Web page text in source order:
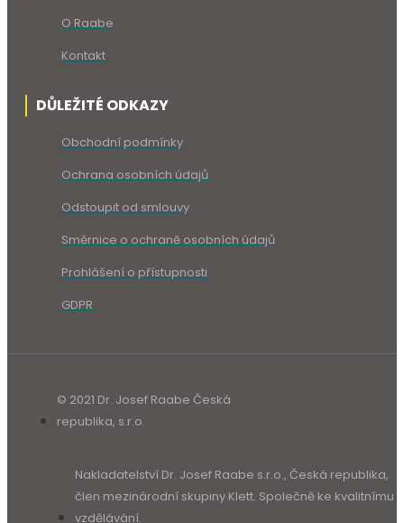
O Raabe
Kontakt
DŮLEŽITÉ ODKAZY
Obchodní podmínky
Ochrana osobních údajů
Odstoupit od smlouvy
Směrnice o ochraně osobních údajů
Prohlášení o přístupnosti
GDPR
© 2021 Dr. Josef Raabe Česká
republika, s.r.o.
Nakladatelství Dr. Josef Raabe s.r.o., Česká republika,
člen mezinárodní skupiny Klett. Společně ke kvalitnímu
vzdělávání.